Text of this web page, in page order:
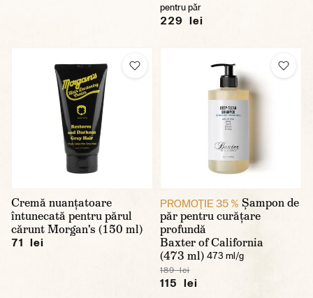
pentru păr
229 lei
Cremă nuanțatoare
întunecată pentru părul
cărunt Morgan's (150 ml)
71 lei
PROMOŢIE 35 % Șampon de
păr pentru curățare
profundă
Baxter of California
(473 ml) 473 ml/g
189 lei
115 lei